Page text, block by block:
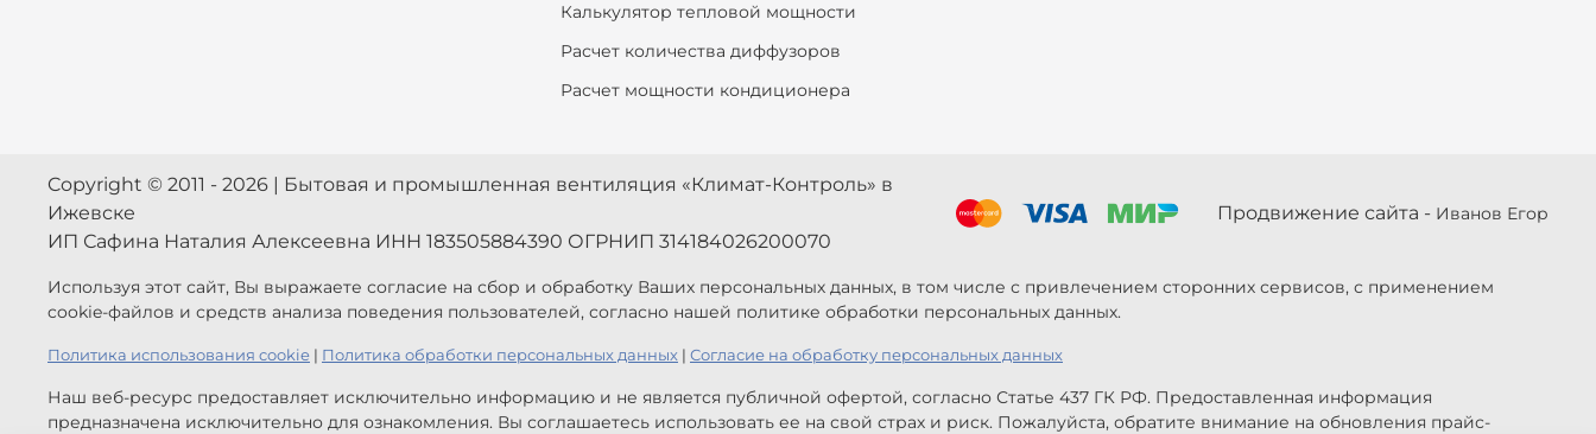
Калькулятор тепловой мощности
Расчет количества диффузоров
Расчет мощности кондиционера
Copyright © 2011 - 2026 | Бытовая и промышленная вентиляция «Климат-Контроль» в
Ижевске
ИП Сафина Наталия Алексеевна ИНН 183505884390 ОГРНИП 314184026200070
Продвижение сайта - Иванов Егор
Используя этот сайт, Вы выражаете согласие на сбор и обработку Ваших персональных данных, в том числе с привлечением сторонних сервисов, с применением
cookie-файлов и средств анализа поведения пользователей, согласно нашей политике обработки персональных данных.
Политика использования cookie | Политика обработки персональных данных | Согласие на обработку персональных данных
Наш веб-ресурс предоставляет исключительно информацию и не является публичной офертой, согласно Статье 437 ГК РФ. Предоставленная информация
предназначена исключительно для ознакомления. Вы соглашаетесь использовать ее на свой страх и риск. Пожалуйста, обратите внимание на обновления прайс-